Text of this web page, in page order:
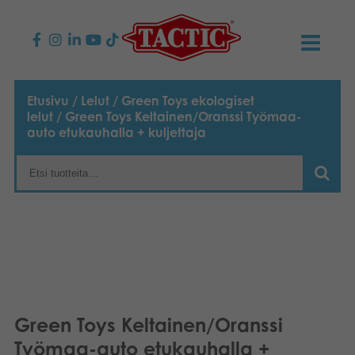
KAUPPA
Lasten pelit
Perhepelit
Lelut
AJANKOHTAISTA
TACTIC
Medialle
OMA TILI
Etusivu / Lelut / Green Toys ekologiset
lelut / Green Toys Keltainen/Oranssi Työmaa-
auto etukauhalla + kuljettaja
Green Toys Keltainen/Oranssi
Työmaa-auto etukauhalla +